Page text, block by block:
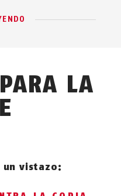
LA
un vistazo: